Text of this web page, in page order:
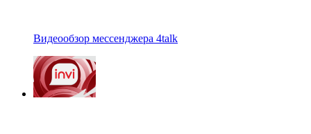
Видеообзор мессенджера 4talk